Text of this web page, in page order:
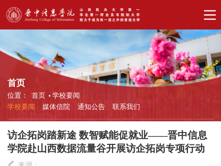
首页
位置： 首页
学校要闻
学校要闻
媒体信院 通知公告 联系我们
访企拓岗踏新途 数智赋能促就业——晋中信息
学院赴山西数据流量谷开展访企拓岗专项行动